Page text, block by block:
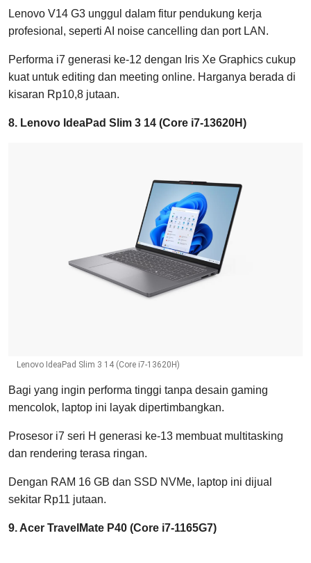
Lenovo V14 G3 unggul dalam fitur pendukung kerja
profesional, seperti AI noise cancelling dan port LAN.
Performa i7 generasi ke-12 dengan Iris Xe Graphics cukup
kuat untuk editing dan meeting online. Harganya berada di
kisaran Rp10,8 jutaan.
8. Lenovo IdeaPad Slim 3 14 (Core i7-13620H)
Lenovo IdeaPad Slim 3 14 (Core i7-13620H)
Bagi yang ingin performa tinggi tanpa desain gaming
mencolok, laptop ini layak dipertimbangkan.
Prosesor i7 seri H generasi ke-13 membuat multitasking
dan rendering terasa ringan.
Dengan RAM 16 GB dan SSD NVMe, laptop ini dijual
sekitar Rp11 jutaan.
9. Acer TravelMate P40 (Core i7-1165G7)